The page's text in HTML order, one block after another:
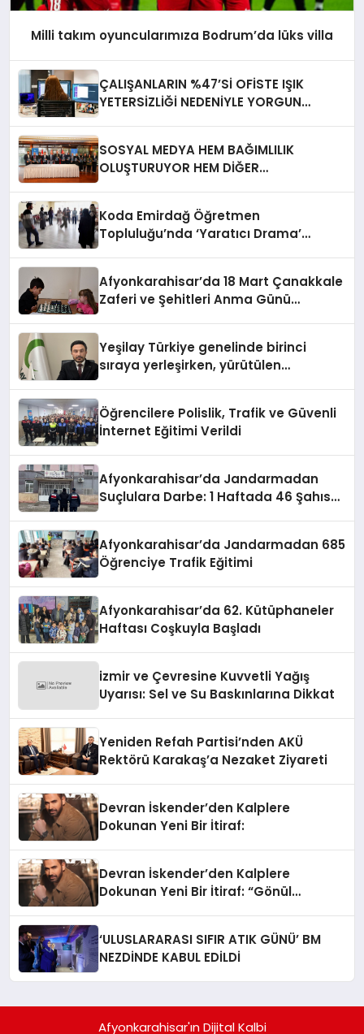
Milli takım oyuncularımıza Bodrum’da lüks villa
ÇALIŞANLARIN %47’Sİ OFİSTE IŞIK
YETERSİZLİĞİ NEDENİYLE YORGUN
SOSYAL MEDYA HEM BAĞIMLILIK
OLUŞTURUYOR HEM DİĞER
Koda Emirdağ Öğretmen
Topluluğu’nda ‘Yaratıcı Drama’
Afyonkarahisar’da 18 Mart Çanakkale
Zaferi ve Şehitleri Anma Günü
Yeşilay Türkiye genelinde birinci
sıraya yerleşirken, yürütülen
Öğrencilere Polislik, Trafik ve Güvenli
İnternet Eğitimi Verildi
Afyonkarahisar’da Jandarmadan
Suçlulara Darbe: 1 Haftada 46 Şahıs
Afyonkarahisar’da Jandarmadan 685
Öğrenciye Trafik Eğitimi
Afyonkarahisar’da 62. Kütüphaneler
Haftası Coşkuyla Başladı
izmir ve Çevresine Kuvvetli Yağış
Uyarısı: Sel ve Su Baskınlarına Dikkat
Yeniden Refah Partisi’nden AKÜ
Rektörü Karakaş’a Nezaket Ziyareti
Devran İskender’den Kalplere
Dokunan Yeni Bir İtiraf:
Devran İskender’den Kalplere
Dokunan Yeni Bir İtiraf: “Gönül
‘ULUSLARARASI SIFIR ATIK GÜNÜ’ BM
NEZDİNDE KABUL EDİLDİ
Afyonkarahisar'ın Dijital Kalbi